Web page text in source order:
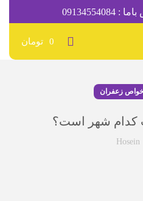
09134554084
0 تومان
خواص زعفران
کدام شهر است؟
Hosein